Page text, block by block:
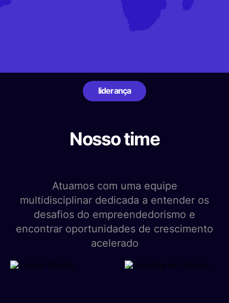
liderança
Nosso time
Atuamos com uma equipe
multidisciplinar dedicada a entender os
desafios do empreendedorismo e
encontrar oportunidades de crescimento
acelerado